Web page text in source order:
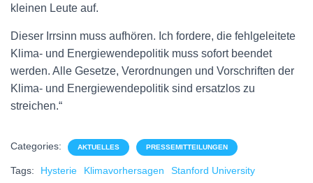
kleinen Leute auf.
Dieser Irrsinn muss aufhören. Ich fordere, die fehlgeleitete
Klima- und Energiewendepolitik muss sofort beendet
werden. Alle Gesetze, Verordnungen und Vorschriften der
Klima- und Energiewendepolitik sind ersatzlos zu
streichen.“
Categories: AKTUELLES PRESSEMITTEILUNGEN
Tags: Hysterie Klimavorhersagen Stanford University